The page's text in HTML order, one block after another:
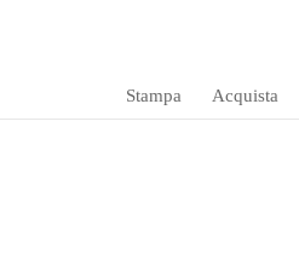
Stampa Acquista